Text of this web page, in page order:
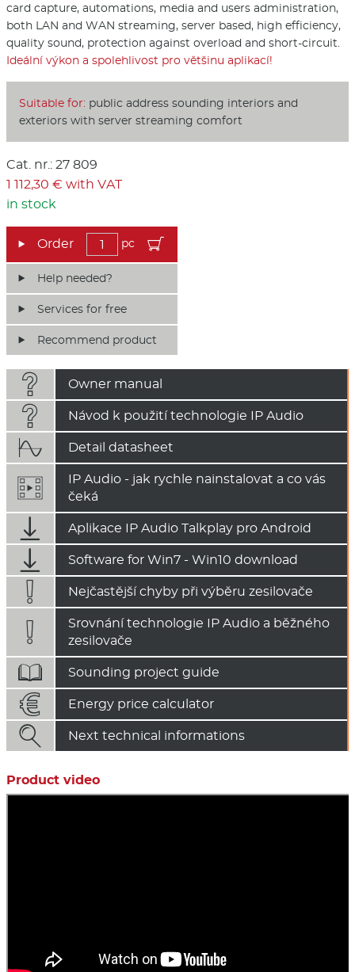
card capture, automations, media and users administration,
both LAN and WAN streaming, server based, high efficiency,
quality sound, protection against overload and short-circuit.
Ideální výkon a spolehlivost pro většinu aplikací!
Suitable for: public address sounding interiors and
exteriors with server streaming comfort
Cat. nr.: 27 809
1 112,30 € with VAT
in stock
pc
Help needed?
Services for free
Recommend product
 Owner manual
 Návod k použití technologie IP Audio
 Detail datasheet
IP Audio - jak rychle nainstalovat a co vás
čeká
 Aplikace IP Audio Talkplay pro Android
 Software for Win7 - Win10 download
 Nejčastější chyby při výběru zesilovače

Srovnání technologie IP Audio a běžného
zesilovače
 Sounding project guide
 Energy price calculator
 Next technical informations
Product video